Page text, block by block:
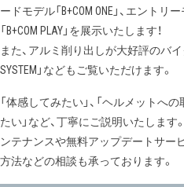
ードモデル「B+COM ONE」、エントリ
「B+COM PLAY」を展示いたします！
また、アルミ削り出しが大好評のバイ
SYSTEM」などもご覧いただけます。
「体感してみたい」、「ヘルメットへ
たい」など、丁寧にご説明いたします
ンテナンスや無料アップデートサー
方法などの相談も承っております。